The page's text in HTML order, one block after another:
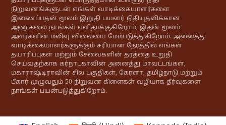
நிறுவனங்களுடன் எங்கள் வாடிக்கையாளர்களை
இணைப்பதன் மூலம் இறுதி பயனர் நிதியுதவிக்கான
அணுகலை நாங்கள் எளிதாக்குகிறோம், இதன் மூலம்
அவர்களின் மலிவு விலையை மேம்படுத்துகிறோம். அனைத்து
வாடிக்கையாளர்களுக்கும் சரியான நேரத்தில் எங்கள்
தயாரிப்புகள் மற்றும் சேவைகளின் தரத்தை உறுதி
செய்வதற்காக கர்நாடகாவின் அனைத்து மாவட்டங்கள்,
மகாராஷ்டிராவின் சில பகுதிகள், கேரளா, தமிழ்நாடு மற்றும்
பீகார் முழுவதும் 50 நிறுவன கிளைகள் வழியாக தீர்வுகளை
நாங்கள் பயன்படுத்துகிறோம்.